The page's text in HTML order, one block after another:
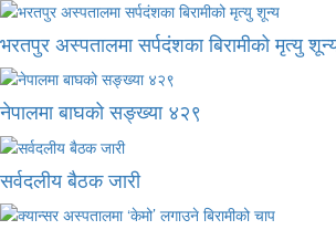
भरतपुर अस्पतालमा सर्पदंशका बिरामीको मृत्यु
नेपालमा बाघको सङ्ख्या ४२९
सर्वदलीय बैठक जारी